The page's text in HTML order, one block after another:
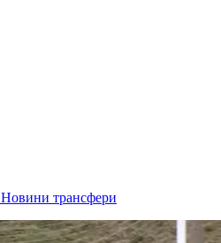
Новини трансфери